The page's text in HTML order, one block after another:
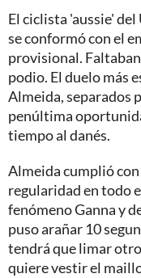
El ciclista 'aussie'
se conformó con el
provisional.
podio. El duelo más
Almeida, separados
penúltima
tiempo al danés.
Almeida cumplió
regularidad en todo
fenómeno Ganna y
puso arañar 10
tendrá que limar
quiere vestir el